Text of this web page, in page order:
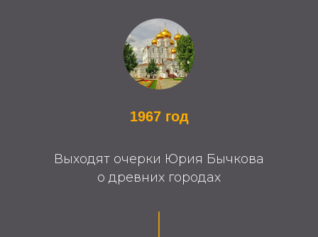
1967 год
Выходят очерки Юрия Бычкова
о древних городах